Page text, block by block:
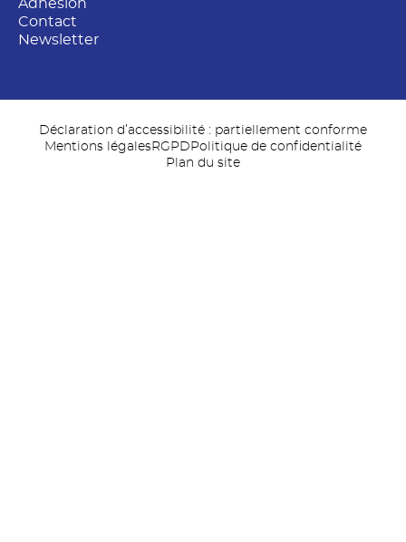
Adhésion
Contact
Newsletter
Déclaration d’accessibilité : partiellement conforme
Mentions légalesRGPD Politique de confidentialité
Plan du site